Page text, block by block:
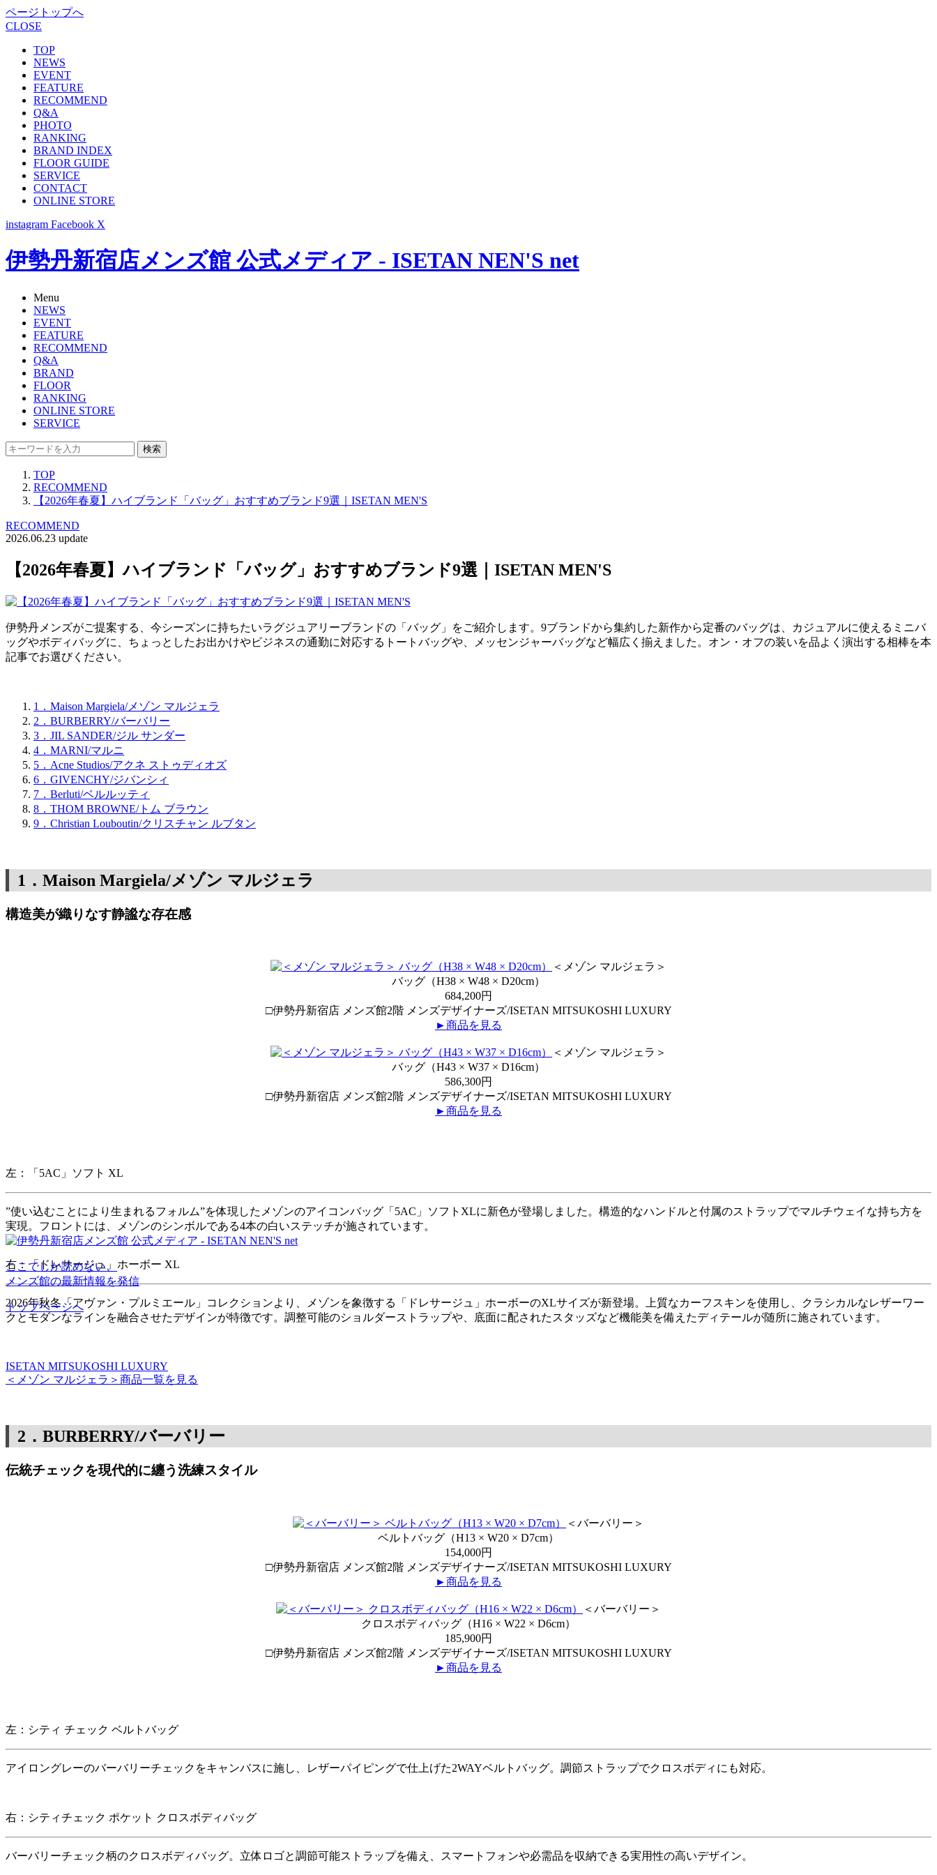
ページトップへ
CLOSE
TOP
NEWS
EVENT
FEATURE
RECOMMEND
Q&A
PHOTO
RANKING
BRAND INDEX
FLOOR GUIDE
SERVICE
CONTACT
ONLINE STORE
instagram Facebook X
伊勢丹新宿店メンズ館 公式メディア - ISETAN NEN'S net
Menu
NEWS
EVENT
FEATURE
RECOMMEND
Q&A
BRAND
FLOOR
RANKING
ONLINE STORE
SERVICE
検索
TOP
RECOMMEND
【2026年春夏】ハイブランド「バッグ」おすすめブランド9選｜ISETAN MEN'S
RECOMMEND
2026.06.23 update
【2026年春夏】ハイブランド「バッグ」おすすめブランド9選｜ISETAN MEN'S
伊勢丹メンズがご提案する、今シーズンに持ちたいラグジュアリーブランドの「バッグ」をご紹介します。9ブランドから集約した新作から定番のバッグは、カジュアルに使えるミニバ
ッグやボディバッグに、ちょっとしたお出かけやビジネスの通勤に対応するトートバッグや、メッセンジャーバッグなど幅広く揃えました。オン・オフの装いを品よく演出する相棒を本
記事でお選びください。
1．Maison Margiela/メゾン マルジェラ
2．BURBERRY/バーバリー
3．JIL SANDER/ジル サンダー
4．MARNI/マルニ
5．Acne Studios/アクネ ストゥディオズ
6．GIVENCHY/ジバンシィ
7．Berluti/ベルルッティ
8．THOM BROWNE/トム ブラウン
9．Christian Louboutin/クリスチャン ルブタン
1．Maison Margiela/メゾン マルジェラ
構造美が織りなす静謐な存在感
＜メゾン マルジェラ＞
バッグ（H38 × W48 × D20cm）
684,200円
□伊勢丹新宿店 メンズ館2階 メンズデザイナーズ/ISETAN MITSUKOSHI LUXURY
►商品を見る
＜メゾン マルジェラ＞
バッグ（H43 × W37 × D16cm）
586,300円
□伊勢丹新宿店 メンズ館2階 メンズデザイナーズ/ISETAN MITSUKOSHI LUXURY
►商品を見る
左：「5AC」ソフト XL
”使い込むことにより生まれるフォルム”を体現したメゾンのアイコンバッグ「5AC」ソフトXLに新色が登場しました。構造的なハンドルと付属のストラップでマルチウェイな持ち方を
実現。フロントには、メゾンのシンボルである4本の白いステッチが施されています。
右：「ドレサージュ」ホーボー XL
2026年秋冬「アヴァン・プルミエール」コレクションより、メゾンを象徴する「ドレサージュ」ホーボーのXLサイズが新登場。上質なカーフスキンを使用し、クラシカルなレザーワー
クとモダンなラインを融合させたデザインが特徴です。調整可能のショルダーストラップや、底面に配されたスタッズなど機能美を備えたディテールが随所に施されています。
ISETAN MITSUKOSHI LUXURY
＜メゾン マルジェラ＞商品一覧を見る
2．BURBERRY/バーバリー
伝統チェックを現代的に纏う洗練スタイル
＜バーバリー＞
ベルトバッグ（H13 × W20 × D7cm）
154,000円
□伊勢丹新宿店 メンズ館2階 メンズデザイナーズ/ISETAN MITSUKOSHI LUXURY
►商品を見る
＜バーバリー＞
クロスボディバッグ（H16 × W22 × D6cm）
185,900円
□伊勢丹新宿店 メンズ館2階 メンズデザイナーズ/ISETAN MITSUKOSHI LUXURY
►商品を見る
左：シティ チェック ベルトバッグ
アイロングレーのバーバリーチェックをキャンバスに施し、レザーパイピングで仕上げた2WAYベルトバッグ。調節ストラップでクロスボディにも対応。
右：シティチェック ポケット クロスボディバッグ
バーバリーチェック柄のクロスボディバッグ。立体ロゴと調節可能ストラップを備え、スマートフォンや必需品を収納できる実用性の高いデザイン。
ここでしか読めない、
メンズ館の最新情報を発信
トップページへ